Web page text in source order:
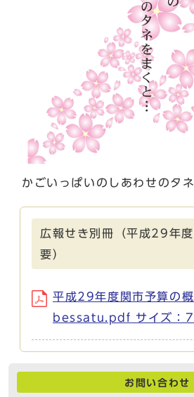
かごいっぱいのしあわせのタ
広報せき別冊（平成29年
要）
平成29年度関市予算の
bessatu.pdf サイズ：
お問い合わせ